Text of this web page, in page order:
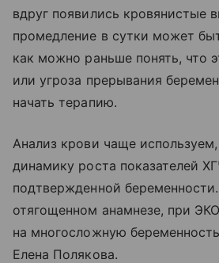
вдруг появились кровянистые
промедление в сутки может
как можно раньше понять, что
или угроза прерывания
начать терапию.
Анализ крови чаще
динамику роста показателей
подтвержденной
отягощенном анамнезе, при
на многосложную
Елена Полякова.